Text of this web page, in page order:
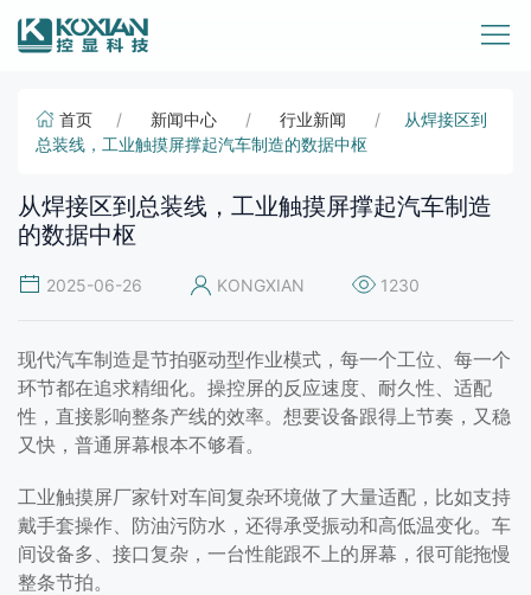
首页 新闻中心 行业新闻
从焊接区到
总装线，工业触摸屏撑起汽车制造的数据中枢
从焊接区到总装线，工业触摸屏撑起汽车制造
的数据中枢
2025-06-26 KONGXIAN 1230
现代汽车制造是节拍驱动型作业模式，每一个工位、每一个
环节都在追求精细化。操控屏的反应速度、耐久性、适配
性，直接影响整条产线的效率。想要设备跟得上节奏，又稳
又快，普通屏幕根本不够看。
工业触摸屏厂家针对车间复杂环境做了大量适配，比如支持
戴手套操作、防油污防水，还得承受振动和高低温变化。车
间设备多、接口复杂，一台性能跟不上的屏幕，很可能拖慢
整条节拍。